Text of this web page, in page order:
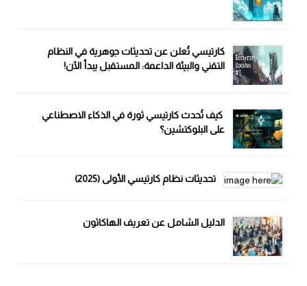
كارتيسي تُعلن عن تحديثات جوهرية في النظام
التقني والبيئة الداعمة: المستقبل يبدأ الآن!
كيف تُحدث كارتيسي ثورة في الذكاء الاصطناعي
على البلوكتشين؟
تحديثات نظام كارتيسي الأولى (2025)
الدليل الشامل عن تعريف الهاكاثون